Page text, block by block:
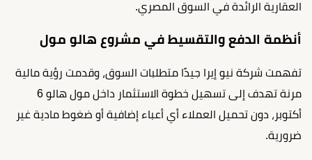
العقارية الرائدة في السوق المصري.
أنظمة الدفع والتقسيط في مشروع هالو مول
تفهمت شركة نيو إيرا جيدًا متطلبات السوق، وقدمت رؤية مالية
مرنة تهدف إلى تسهيل خطوة الاستثمار داخل مول هالو 6
أكتوبر، دون تحميل العملاء أي أعباء إضافية أو ضغوط مادية غير
ضرورية.